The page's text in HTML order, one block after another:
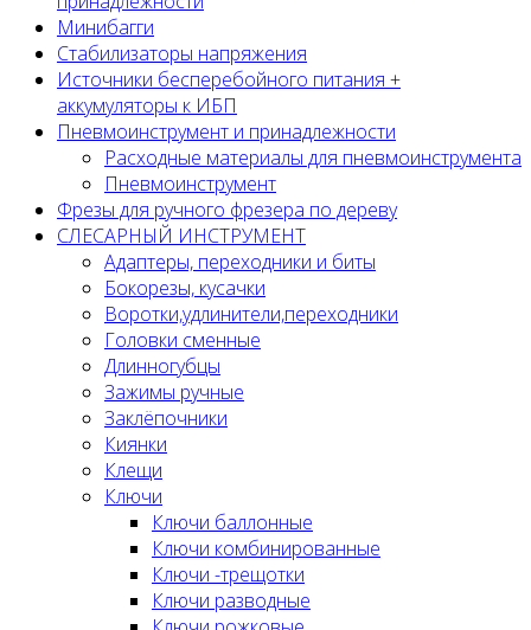
Минибагги
Стабилизаторы напряжения
Источники бесперебойного питания +
аккумуляторы к ИБП
Пневмоинструмент и принадлежности
Расходные материалы для пневмоинструмента
Пневмоинструмент
Фрезы для ручного фрезера по дереву
СЛЕСАРНЫЙ ИНСТРУМЕНТ
Адаптеры, переходники и биты
Бокорезы, кусачки
Воротки,удлинители,переходники
Головки сменные
Длинногубцы
Зажимы ручные
Заклёпочники
Киянки
Клещи
Ключи
Ключи баллонные
Ключи комбинированные
Ключи -трещотки
Ключи разводные